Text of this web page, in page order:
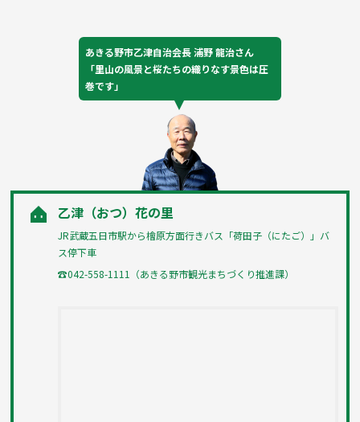
あきる野市乙津自治会長 浦野 龍治さん
「里山の風景と桜たちの織りなす景色は圧
巻です」
乙津（おつ）花の里
JR武蔵五日市駅から檜原方面行きバス「荷田子（にたご）」バ
ス停下車
☎042-558-1111（あきる野市観光まちづくり推進課）